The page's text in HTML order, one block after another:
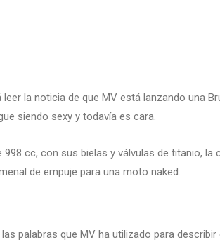
la noticia de que MV está lanzando una
siendo sexy y todavía es cara.
cc, con sus bielas y válvulas de titanio, la
de empuje para una moto naked.
palabras que MV ha utilizado para describir